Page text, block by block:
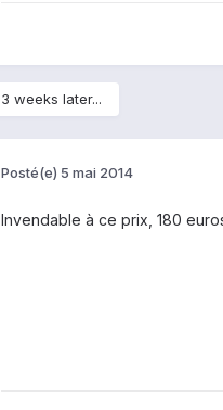
3 weeks later...
Posté(e) 5 mai 2014
Invendable à ce prix, 180